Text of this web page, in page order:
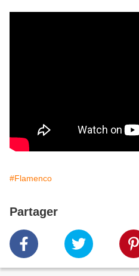
#Flamenco
Partager